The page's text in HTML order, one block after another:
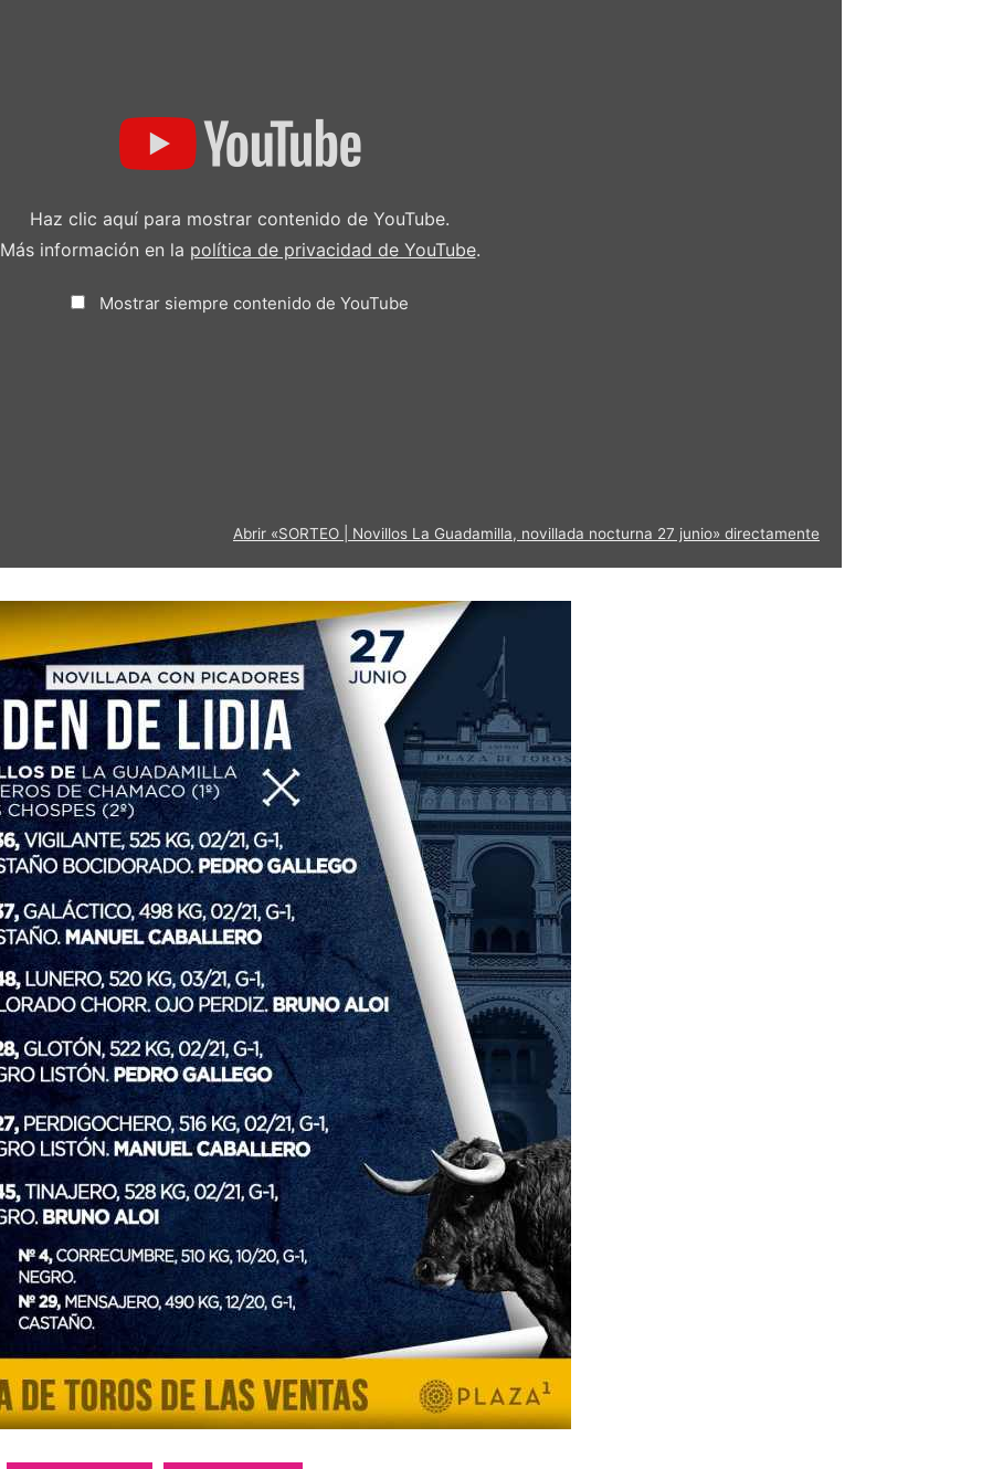
Haz clic aquí para mostrar contenido de YouTube.
Más información en la política de privacidad de YouTube.
Mostrar siempre contenido de YouTube
Abrir «SORTEO | Novillos La Guadamilla, novillada nocturna 27 junio» directamente